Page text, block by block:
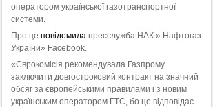
оператором української газотранспортної
системи.
Про це повідомила пресслужба НАК » Нафтогаз
України» Facebook.
«Єврокомісія рекомендувала Газпрому
заключити довгостроковий контракт на значний
обсяг за європейськими правилами і з новим
українським оператором ГТС, бо це відповідає